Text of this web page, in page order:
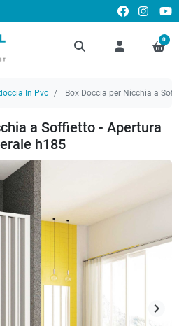
0
In Pvc Box Doccia per Nicchia a
a Soffietto - Apertura
h185
keyboard_arrow_right